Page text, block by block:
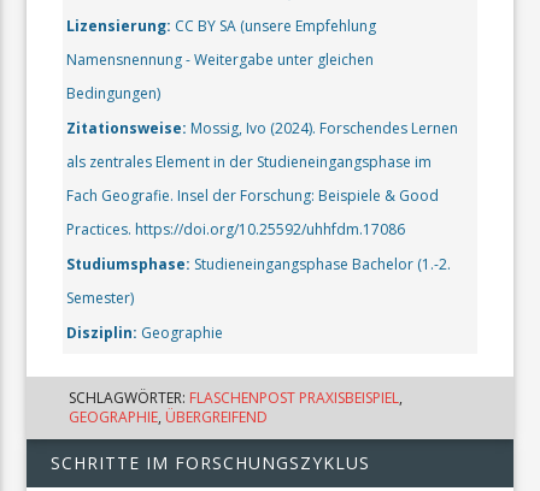
SCHRITTE IM FORSCHUNGSZYKLUS
SCHLAGWÖRTER: FLASCHENPOST PRAXISBEISPIEL,
GEOGRAPHIE, ÜBERGREIFEND
Lizensierung: CC BY SA (unsere Empfehlung
Namensnennung - Weitergabe unter gleichen
Bedingungen)
Zitationsweise: Mossig, Ivo (2024). Forschendes Lernen
als zentrales Element in der Studieneingangsphase im
Fach Geografie. Insel der Forschung: Beispiele & Good
Practices. https://doi.org/10.25592/uhhfdm.17086
Studiumsphase: Studieneingangsphase Bachelor (1.-2.
Semester)
Disziplin: Geographie